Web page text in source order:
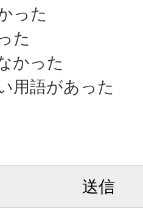
った
た
かった
用語があった